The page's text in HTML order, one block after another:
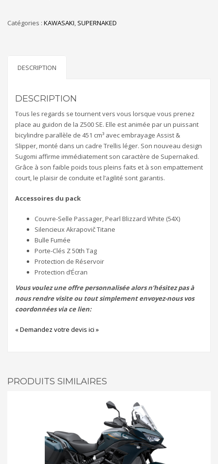
Catégories : KAWASAKI, SUPERNAKED
DESCRIPTION
DESCRIPTION
Tous les regards se tournent vers vous lorsque vous prenez
place au guidon de la Z500 SE. Elle est animée par un puissant
bicylindre parallèle de 451 cm³ avec embrayage Assist &
Slipper, monté dans un cadre Trellis léger. Son nouveau design
Sugomi affirme immédiatement son caractère de Supernaked.
Grâce à son faible poids tous pleins faits et à son empattement
court, le plaisir de conduite et l’agilité sont garantis.
Accessoires du pack
Couvre-Selle Passager, Pearl Blizzard White (54X)
Silencieux Akrapovič Titane
Bulle Fumée
Porte-Clés Z 50th Tag
Protection de Réservoir
Protection d’Écran
Vous voulez une offre personnalisée alors n’hésitez pas à
nous rendre visite ou tout simplement envoyez-nous vos
coordonnées via ce lien:
« Demandez votre devis ici »
PRODUITS SIMILAIRES